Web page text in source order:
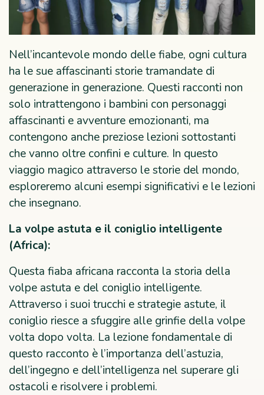
Nell’incantevole mondo delle fiabe, ogni cultura
ha le sue affascinanti storie tramandate di
generazione in generazione. Questi racconti non
solo intrattengono i bambini con personaggi
affascinanti e avventure emozionanti, ma
contengono anche preziose lezioni sottostanti
che vanno oltre confini e culture. In questo
viaggio magico attraverso le storie del mondo,
esploreremo alcuni esempi significativi e le lezioni
che insegnano.
La volpe astuta e il coniglio intelligente
(Africa):
Questa fiaba africana racconta la storia della
volpe astuta e del coniglio intelligente.
Attraverso i suoi trucchi e strategie astute, il
coniglio riesce a sfuggire alle grinfie della volpe
volta dopo volta. La lezione fondamentale di
questo racconto è l’importanza dell’astuzia,
dell’ingegno e dell’intelligenza nel superare gli
ostacoli e risolvere i problemi.